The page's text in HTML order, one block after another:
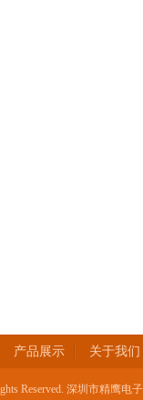
产品展示 关于我们
Reserved. 深圳市精鹰电